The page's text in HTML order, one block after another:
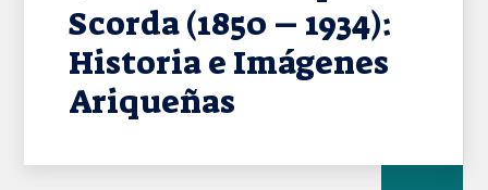
Scorda (1850 – 1934):
Historia e Imágenes
Ariqueñas